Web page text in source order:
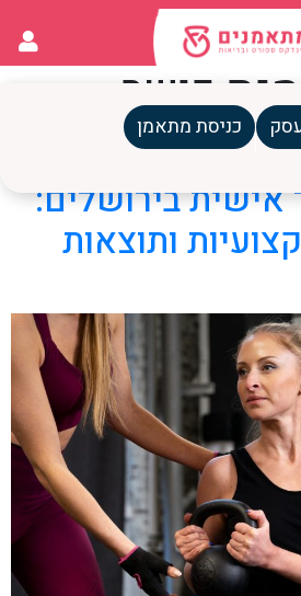
כניסת מתאמן
כושר
בירושלים:
ותוצאות